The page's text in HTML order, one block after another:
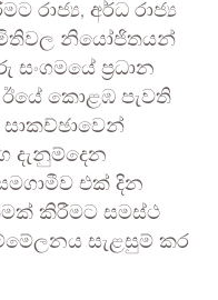
රාජ්‍ය, අර්ධ රාජ්‍ය
නියෝජිතයන්
සංගමයේ ප්‍රධාන
කොළඹ පැවති
සාකච්ඡාවෙන්
දැනුම්දෙන
එක් දින
කිරීමට සමස්ථ
සැළසුම් කර